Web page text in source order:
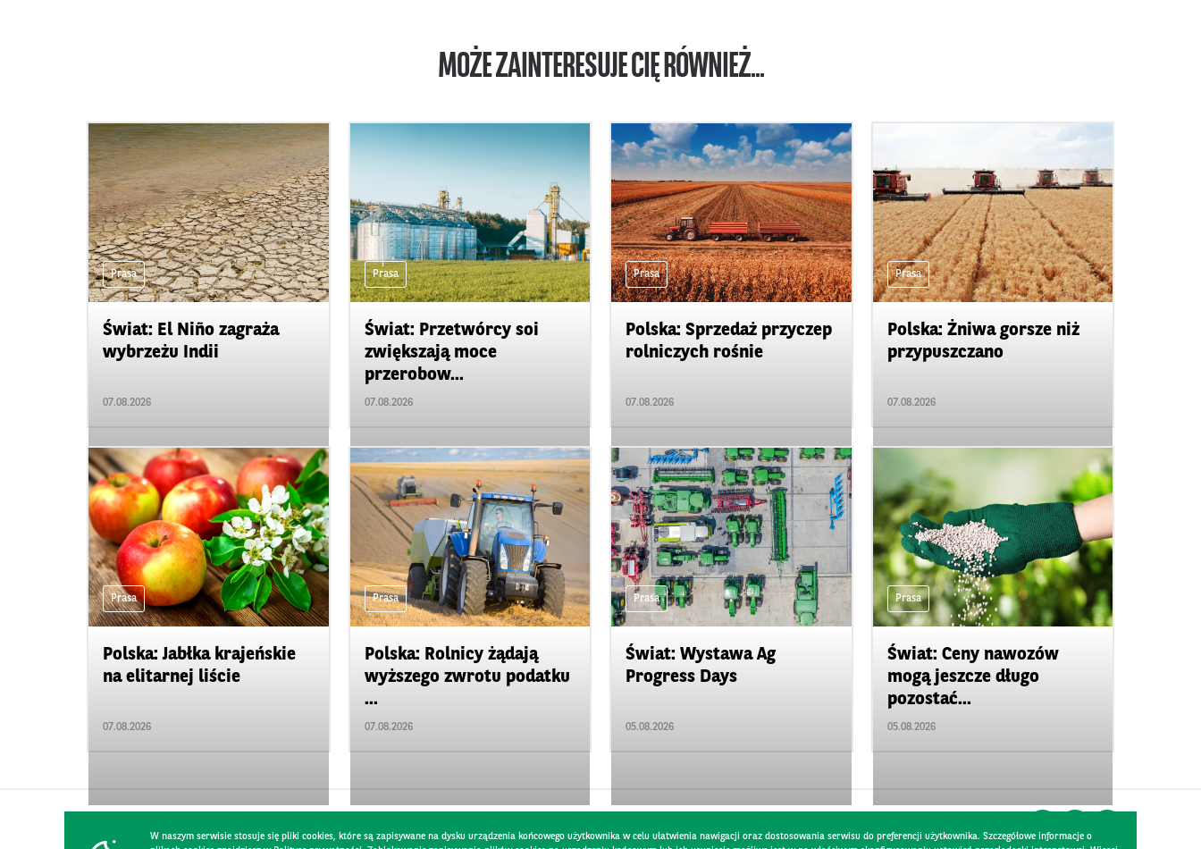
MOŻE ZAINTERESUJE CIĘ RÓWNIEŻ...
Prasa
Świat: El Niño zagraża
wybrzeżu Indii
07.08.2026
Prasa
Świat: Przetwórcy soi
zwiększają moce
przerobow...
07.08.2026
Prasa
Polska: Sprzedaż przyczep
rolniczych rośnie
07.08.2026
Prasa
Polska: Żniwa gorsze niż
przypuszczano
07.08.2026
Prasa
Polska: Jabłka krajeńskie
na elitarnej liście
07.08.2026
Prasa
Polska: Rolnicy żądają
wyższego zwrotu podatku
...
07.08.2026
Prasa
Świat: Wystawa Ag
Progress Days
05.08.2026
Prasa
Świat: Ceny nawozów
mogą jeszcze długo
pozostać...
05.08.2026
W naszym serwisie stosuje się pliki cookies, które są zapisywane na dysku urządzenia końcowego użytkownika w celu ułatwienia nawigacji oraz dostosowania serwisu do preferencji użytkownika. Szczegółowe informacje o